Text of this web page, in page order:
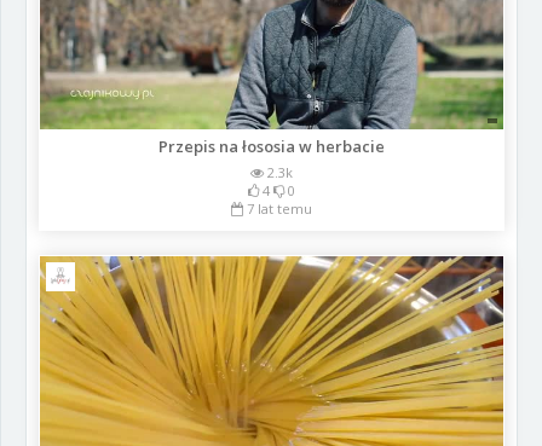
Przepis na łososia w herbacie
2.3k
4
0
7 lat temu